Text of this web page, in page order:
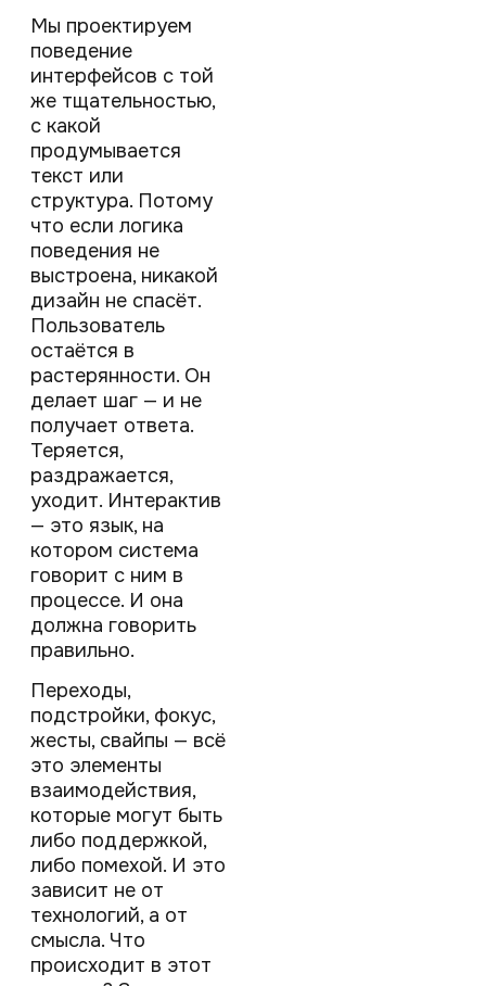
Мы проектируем
поведение
интерфейсов с той
же тщательностью,
с какой
продумывается
текст или
структура. Потому
что если логика
поведения не
выстроена, никакой
дизайн не спасёт.
Пользователь
остаётся в
растерянности. Он
делает шаг — и не
получает ответа.
Теряется,
раздражается,
уходит. Интерактив
— это язык, на
котором система
говорит с ним в
процессе. И она
должна говорить
правильно.
Переходы,
подстройки, фокус,
жесты, свайпы — всё
это элементы
взаимодействия,
которые могут быть
либо поддержкой,
либо помехой. И это
зависит не от
технологий, а от
смысла. Что
происходит в этот